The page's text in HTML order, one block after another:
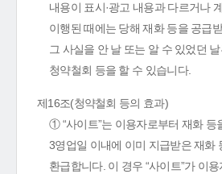
내용이 표시·광고 내용과 다르거나
이행된 때에는 당해 재화 등을 공급
그 사실을 안 날 또는 알 수 있었던
청약철회 등을 할 수 있습니다.
제16조(청약철회 등의 효과)
① “사이트”는 이용자로부터 재화 등
3영업일 이내에 이미 지급받은 재화
환급합니다. 이 경우 “사이트”가 이